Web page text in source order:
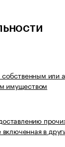
или
имуществом
в